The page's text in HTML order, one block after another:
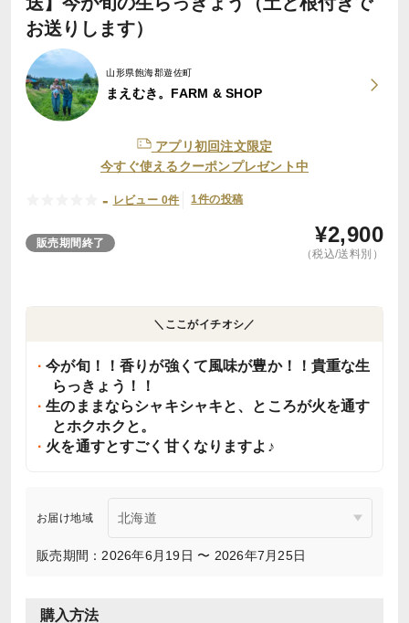
お送りします）
山形県飽海郡遊佐町
まえむき。FARM & SHOP
アプリ初回注文限定
今すぐ使えるクーポンプレゼント中
- レビュー 0件 1件の投稿
販売期間終了 ¥2,900
（税込/送料別）
＼ここがイチオシ／
今が旬！！香りが強くて風味が豊か！！貴重な生
らっきょう！！
生のままならシャキシャキと、ところが火を通す
とホクホクと。
火を通すとすごく甘くなりますよ♪
お届け地域
販売期間：2026年6月19日 〜 2026年7月25日
購入方法